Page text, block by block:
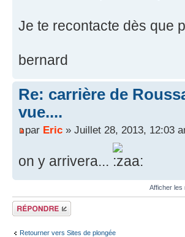
Je te recontacte dès que
bernard
Re: carrière de
vue....
par Eric » Juillet 28, 2013, 12:03
on y arrivera...
Afficher les
Répondre
Retourner vers Sites de plongée